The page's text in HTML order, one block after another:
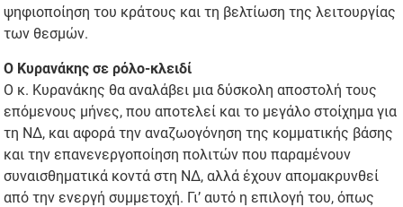
ψηφιοποίηση του κράτους και τη βελτίωση της λειτουργίας
των θεσμών.
Ο Κυρανάκης σε ρόλο-κλειδί
Ο κ. Κυρανάκης θα αναλάβει μια δύσκολη αποστολή τους
επόμενους μήνες, που αποτελεί και το μεγάλο στοίχημα για
τη ΝΔ, και αφορά την αναζωογόνηση της κομματικής βάσης
και την επανενεργοποίηση πολιτών που παραμένουν
συναισθηματικά κοντά στη ΝΔ, αλλά έχουν απομακρυνθεί
από την ενεργή συμμετοχή. Γι’ αυτό η επιλογή του, όπως